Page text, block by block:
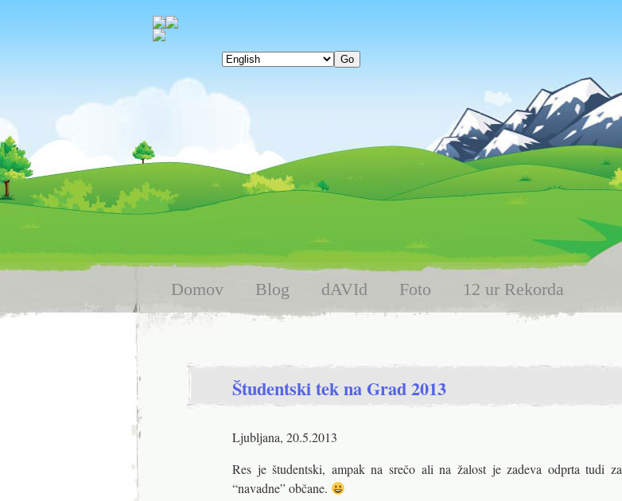
Domov Blog dAVId Foto 12 ur Rekorda
Študentski tek na Grad 2013
Ljubljana, 20.5.2013
Res je študentski, ampak na srečo ali na žalost je zadeva odprta tudi za
“navadne” občane.